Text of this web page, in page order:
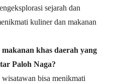
sejarah dan
kuliner dan makanan
khas daerah yang
Paloh Naga?
bisa menikmati